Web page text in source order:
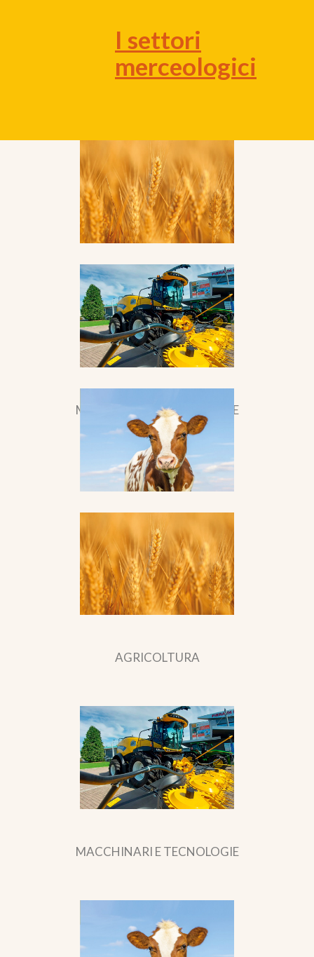
I settori
merceologici
AGRICOLTURA
MACCHINARI E TECNOLOGIE
ZOOTECNIA
AGRICOLTURA
MACCHINARI E TECNOLOGIE